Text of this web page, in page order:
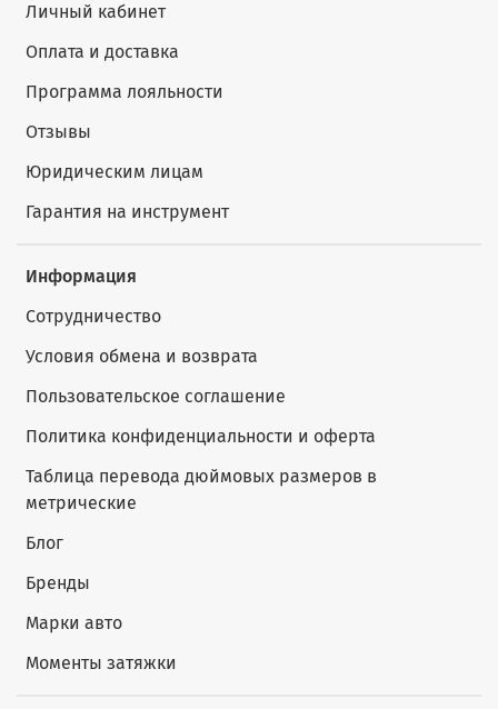
Личный кабинет
Оплата и доставка
Программа лояльности
Отзывы
Юридическим лицам
Гарантия на инструмент
Информация
Сотрудничество
Условия обмена и возврата
Пользовательское соглашение
Политика конфиденциальности и оферта
Таблица перевода дюймовых размеров в
метрические
Блог
Бренды
Марки авто
Моменты затяжки